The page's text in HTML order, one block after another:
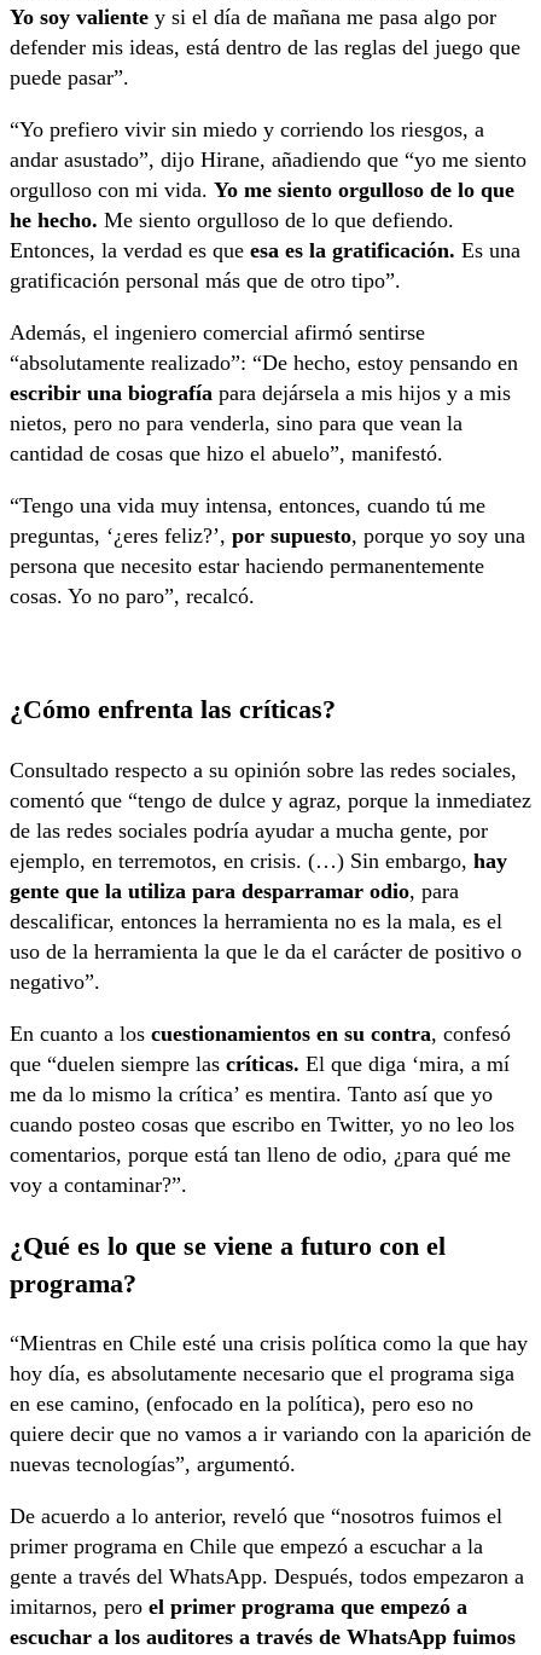
Yo soy valiente y si el día de mañana me pasa algo por
defender mis ideas, está dentro de las reglas del juego que
puede pasar”.
“Yo prefiero vivir sin miedo y corriendo los riesgos, a
andar asustado”, dijo Hirane, añadiendo que “yo me siento
orgulloso con mi vida. Yo me siento orgulloso de lo que
he hecho. Me siento orgulloso de lo que defiendo.
Entonces, la verdad es que esa es la gratificación. Es una
gratificación personal más que de otro tipo”.
Además, el ingeniero comercial afirmó sentirse
“absolutamente realizado”: “De hecho, estoy pensando en
escribir una biografía para dejársela a mis hijos y a mis
nietos, pero no para venderla, sino para que vean la
cantidad de cosas que hizo el abuelo”, manifestó.
“Tengo una vida muy intensa, entonces, cuando tú me
preguntas, ‘¿eres feliz?’, por supuesto, porque yo soy una
persona que necesito estar haciendo permanentemente
cosas. Yo no paro”, recalcó.
¿Cómo enfrenta las críticas?
Consultado respecto a su opinión sobre las redes sociales,
comentó que “tengo de dulce y agraz, porque la inmediatez
de las redes sociales podría ayudar a mucha gente, por
ejemplo, en terremotos, en crisis. (…) Sin embargo, hay
gente que la utiliza para desparramar odio, para
descalificar, entonces la herramienta no es la mala, es el
uso de la herramienta la que le da el carácter de positivo o
negativo”.
En cuanto a los cuestionamientos en su contra, confesó
que “duelen siempre las críticas. El que diga ‘mira, a mí
me da lo mismo la crítica’ es mentira. Tanto así que yo
cuando posteo cosas que escribo en Twitter, yo no leo los
comentarios, porque está tan lleno de odio, ¿para qué me
voy a contaminar?”.
¿Qué es lo que se viene a futuro con el
programa?
“Mientras en Chile esté una crisis política como la que hay
hoy día, es absolutamente necesario que el programa siga
en ese camino, (enfocado en la política), pero eso no
quiere decir que no vamos a ir variando con la aparición de
nuevas tecnologías”, argumentó.
De acuerdo a lo anterior, reveló que “nosotros fuimos el
primer programa en Chile que empezó a escuchar a la
gente a través del WhatsApp. Después, todos empezaron a
imitarnos, pero el primer programa que empezó a
escuchar a los auditores a través de WhatsApp fuimos